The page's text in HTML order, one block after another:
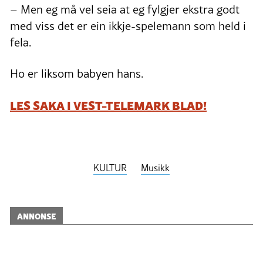
– Men eg må vel seia at eg fylgjer ekstra godt
med viss det er ein ikkje-spelemann som held i
fela.
Ho er liksom babyen hans.
LES SAKA I VEST-TELEMARK BLAD!
KULTUR Musikk
ANNONSE